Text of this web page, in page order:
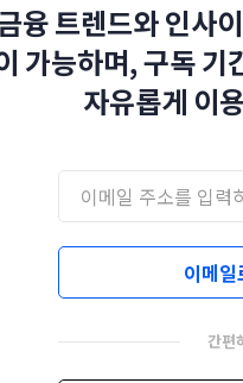
융 트렌드와 인사
가능하며, 구독 기
자유롭게 이
이메일
간편